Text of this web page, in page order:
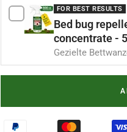
FOR BEST RESULTS
Bed bug
concentrate -
Gezielte
Matratze &